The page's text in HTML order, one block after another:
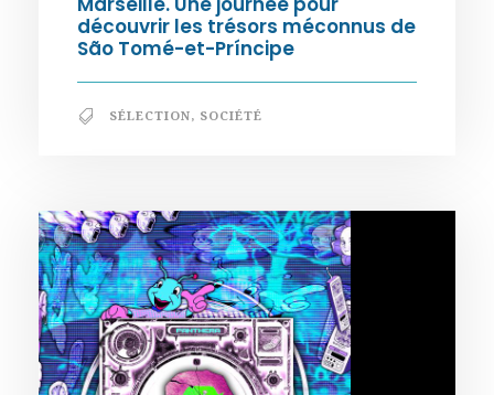
découvrir les trésors méconnus de
São Tomé-et-Príncipe
SÉLECTION, SOCIÉTÉ